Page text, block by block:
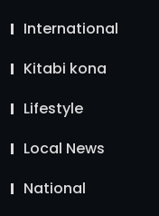
International
Kitabi kona
Lifestyle
Local News
National